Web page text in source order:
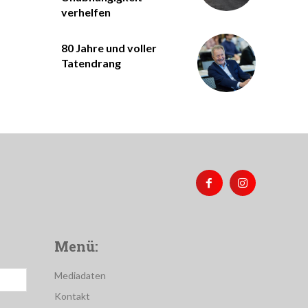
verhelfen
80 Jahre und voller
Tatendrang
Menü:
Mediadaten
Kontakt